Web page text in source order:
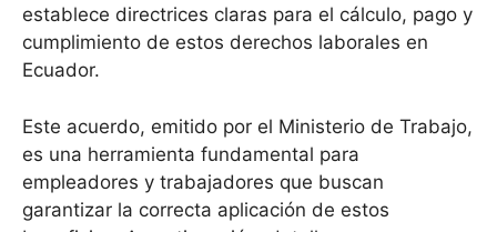
establece directrices claras para el cálculo, pago y
cumplimiento de estos derechos laborales en
Ecuador.
Este acuerdo, emitido por el Ministerio de Trabajo,
es una herramienta fundamental para
empleadores y trabajadores que buscan
garantizar la correcta aplicación de estos